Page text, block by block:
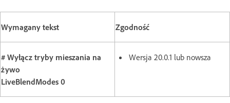
Wymagany tekst Zgodność
# Wyłącz tryby mieszania na
żywo
LiveBlendModes 0
Wersja 20.0.1 lub nowsza